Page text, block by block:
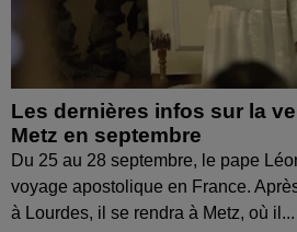
Les dernières infos sur la
Metz en septembre
Du 25 au 28 septembre, le pape
voyage apostolique en France.
à Lourdes, il se rendra à Metz, où il...